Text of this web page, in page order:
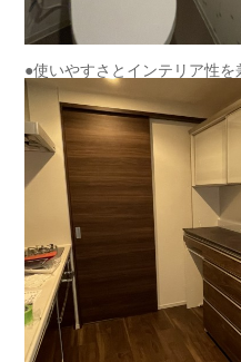
●使いやすさとインテリア性